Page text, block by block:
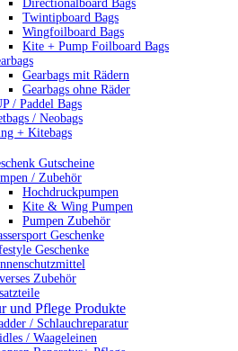
Directionalboard Bags
Twintipboard Bags
Wingfoilboard Bags
Kite + Pump Foilboard Bags
Gearbags mit Rädern
Gearbags ohne Räder
/ Paddel Bags
/ Neobags
+ Kitebags
Gutscheine
/ Zubehör
Hochdruckpumpen
Kite & Wing Pumpen
Pumpen Zubehör
Geschenke
Geschenke
Zubehör
und Pflege Produkte
/ Schlauchreparatur
/ Waageleinen